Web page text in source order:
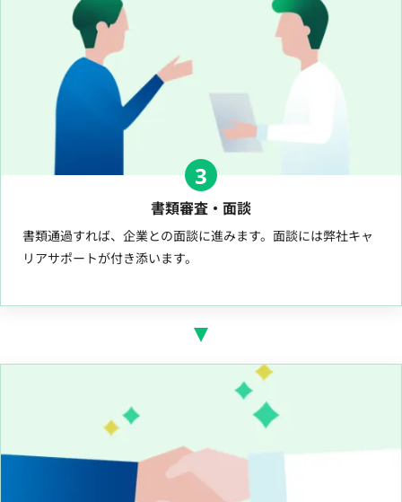
3
書類審査・面談
書類通過すれば、企業との面談に進みます。面談には弊社キャ
リアサポートが付き添います。